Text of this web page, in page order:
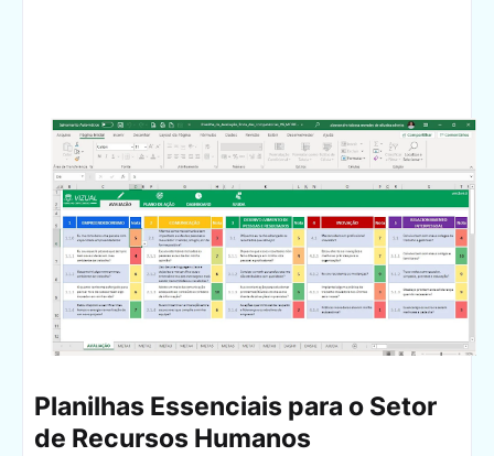
Planilhas Essenciais para o Setor
de Recursos Humanos